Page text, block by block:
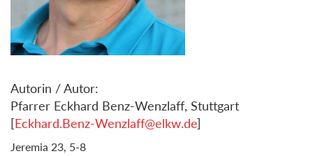
Autorin / Autor:
Pfarrer Eckhard Benz-Wenzlaff, Stuttgart
[Eckhard.Benz-Wenzlaff@elkw.de]
Jeremia 23, 5-8